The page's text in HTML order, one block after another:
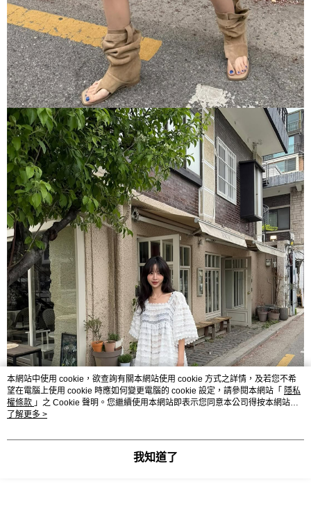
本網站中使用 cookie，欲查詢有關本網站使用 cookie 方式之詳情，及若您不希
望在電腦上使用 cookie 時應如何變更電腦的 cookie 設定，請參閱本網站「 隱私
權條款 」之 Cookie 聲明。您繼續使用本網站即表示您同意本公司得按本網站使
用條款之 Cookie 聲明使用 cookie。
了解更多 >
我知道了